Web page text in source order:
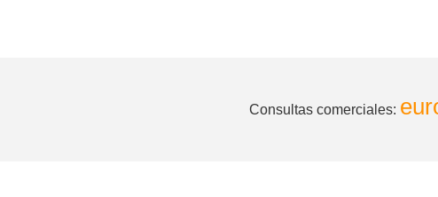
Consultas comerciales: